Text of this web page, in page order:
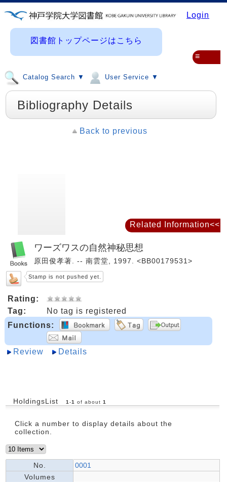
Login
図書館トップページはこちら
Catalog Search ▼ User Service ▼
≡
Bibliography Details
Back to previous
ワーズワスの自然神秘思想
原田俊孝著. -- 南雲堂, 1997. <BB00179531>
Stamp is not pushed yet.
Rating:
Tag:
No tag is registered
Functions:
Review Details
HoldingsList 1-1 of about 1
Click a number to display details about the
collection.
No.
0001
Volumes
Related Information<<